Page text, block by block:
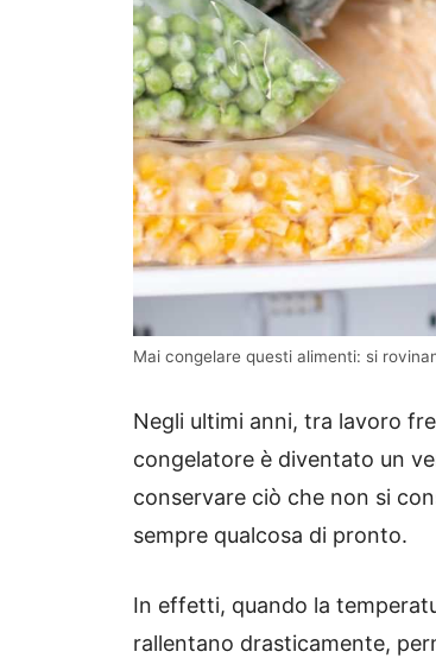
Mai congelare questi alimenti: si
Negli ultimi anni, tra lavoro
congelatore è diventato un
conservare ciò che non si
sempre qualcosa di pronto.
In effetti, quando la
rallentano drasticamente,